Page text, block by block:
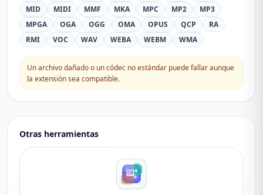
MID
MIDI MMF MKA MPC MP2
MP3
MPGA
OGA OGG OMA OPUS QCP
RA
RMI
VOC WAV WEBA WEBM WMA
Un archivo dañado o un códec no estándar puede fallar aunque
la extensión sea compatible.
Otras herramientas